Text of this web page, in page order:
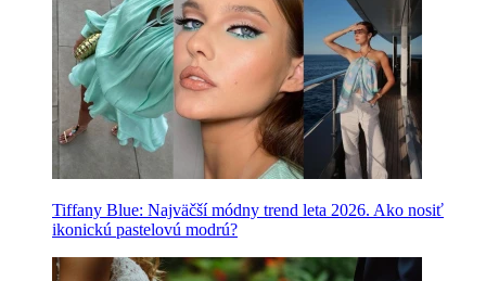
Tiffany Blue: Najväčší módny trend leta 2026. Ako nosiť
ikonickú pastelovú modrú?